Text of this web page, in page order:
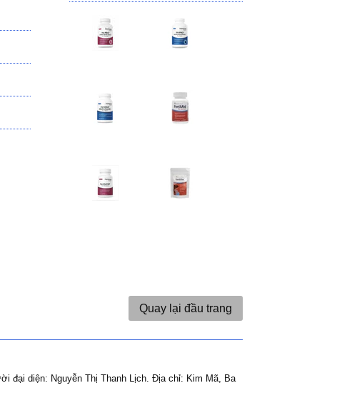
Quay lại đầu trang
đại diện: Nguyễn Thị Thanh Lịch. Địa chỉ: Kim Mã, Ba